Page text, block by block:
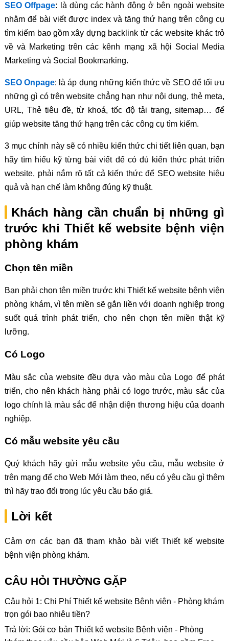
SEO Offpage: là dùng các hành động ở bên ngoài website
nhằm để bài viết được index và tăng thứ hạng trên công cụ
tìm kiếm bao gồm xây dựng backlink từ các website khác trỏ
về và Marketing trên các kênh mạng xã hội Social Media
Marketing và Social Bookmarking.
SEO Onpage: là áp dụng những kiến thức về SEO để tối ưu
những gì có trên website chẳng hạn như nội dung, thẻ meta,
URL, Thẻ tiêu đề, từ khoá, tốc độ tải trang, sitemap… để
giúp website tăng thứ hạng trên các công cụ tìm kiếm.
3 mục chính này sẽ có nhiều kiến thức chi tiết liên quan, bạn
hãy tìm hiểu kỹ từng bài viết để có đủ kiến thức phát triển
website, phải nắm rõ tất cả kiến thức để SEO website hiệu
quả và hạn chế làm không đúng kỹ thuật.
Khách hàng cần chuẩn bị những gì
trước khi Thiết kế website bệnh viện
phòng khám
Chọn tên miền
Bạn phải chọn tên miền trước khi Thiết kế website bệnh viện
phòng khám, vì tên miền sẽ gắn liền với doanh nghiệp trong
suốt quá trình phát triển, cho nên chọn tên miền thật kỹ
lưỡng.
Có Logo
Màu sắc của website đều dựa vào màu của Logo để phát
triển, cho nên khách hàng phải có logo trước, màu sắc của
logo chính là màu sắc để nhận diện thương hiệu của doanh
nghiệp.
Có mẫu website yêu cầu
Quý khách hãy gửi mẫu website yêu cầu, mẫu website ở
trên mạng để cho Web Mới làm theo, nếu có yêu cầu gì thêm
thì hãy trao đổi trong lúc yêu cầu báo giá.
Lời kết
Cảm ơn các bạn đã tham khảo bài viết Thiết kế website
bệnh viện phòng khám.
CÂU HỎI THƯỜNG GẶP
Câu hỏi 1: Chi Phí Thiết kế website Bệnh viện - Phòng khám
trọn gói bao nhiêu tiền?
Trả lời: Gói cơ bản Thiết kế website Bệnh viện - Phòng